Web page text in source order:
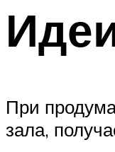
При
зала,